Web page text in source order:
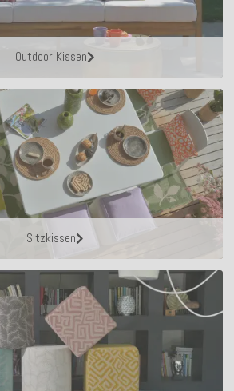
Outdoor Kissen
Sitzkissen